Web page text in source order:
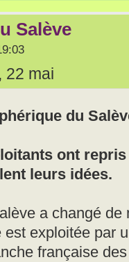
Salève
, 22 mai
du
ont
leurs idées.
a changé
est exploitée par
française